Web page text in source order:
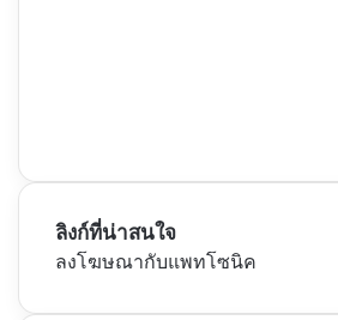
ลิงก์ที่น่าสนใจ
ลงโฆษณากับแพทโซนิค